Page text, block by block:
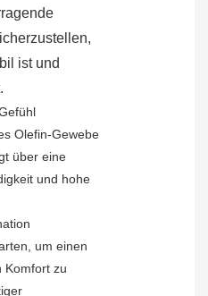
ist und
Olefin-Gewebe
über eine
und hohe
um einen
Komfort zu